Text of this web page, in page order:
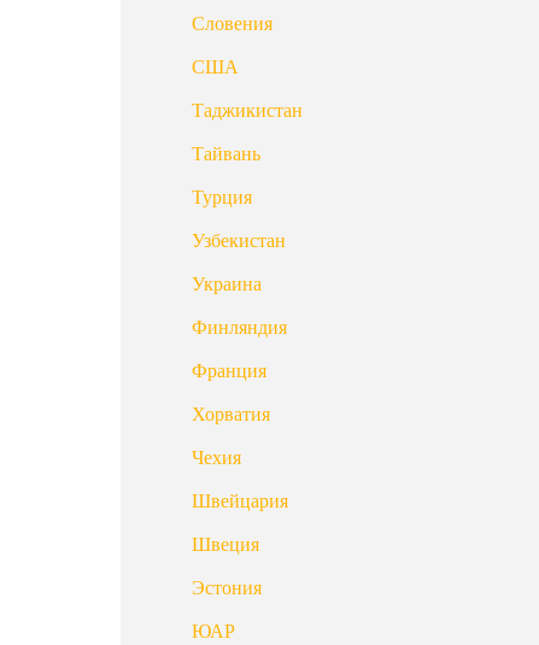
Словения
США
Таджикистан
Тайвань
Турция
Узбекистан
Украина
Финляндия
Франция
Хорватия
Чехия
Швейцария
Швеция
Эстония
ЮАР